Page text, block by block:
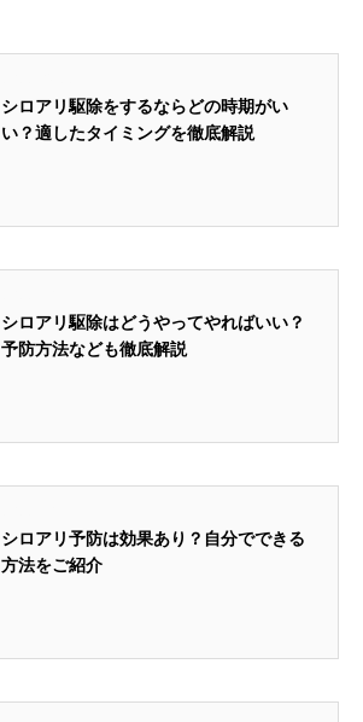
シロアリ駆除をするならどの時期がい
い？適したタイミングを徹底解説
シロアリ駆除はどうやってやればいい？
予防方法なども徹底解説
シロアリ予防は効果あり？自分でできる
方法をご紹介